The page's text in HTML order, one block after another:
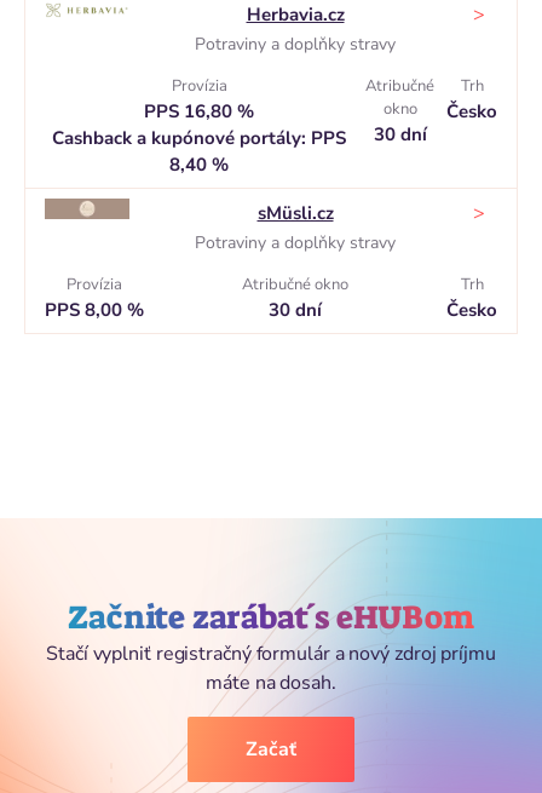
Herbavia.cz
Potraviny a doplňky stravy
>
Provízia
PPS 16,80 %
Cashback a kupónové portály: PPS
8,40 %
Atribučné
okno
30 dní
Trh
Česko
sMüsli.cz
Potraviny a doplňky stravy
>
Provízia
PPS 8,00 %
Atribučné okno
30 dní
Trh
Česko
Začnite zarábať s eHUBom
Stačí vyplniť registračný formulár a nový zdroj príjmu
máte na dosah.
Začať